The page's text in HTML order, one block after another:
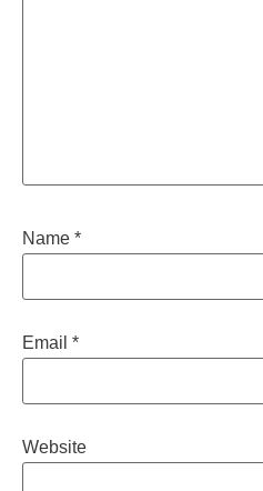
Name *
Email *
Website